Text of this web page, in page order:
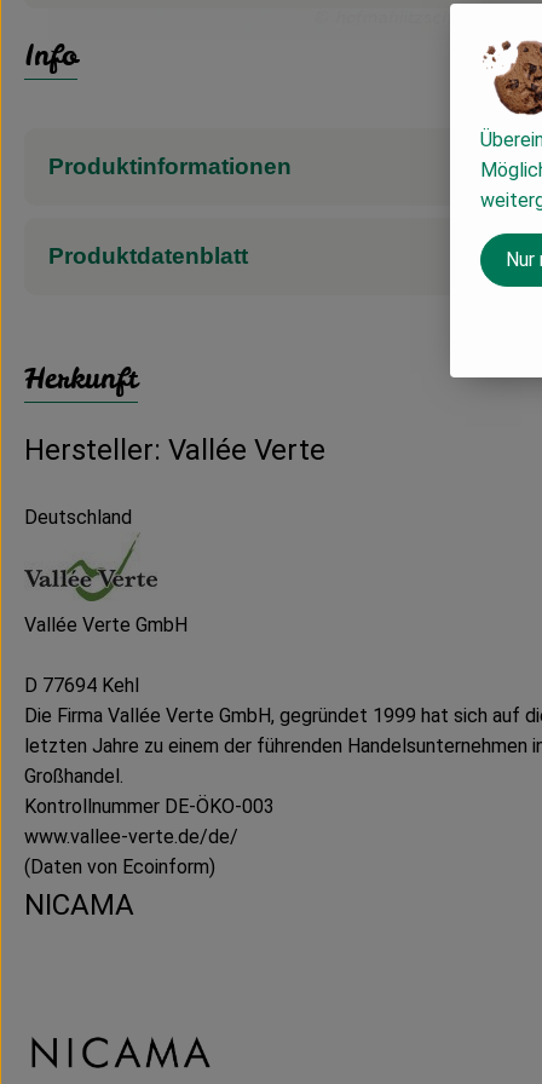
Info
Produktinformationen
Produktdatenblatt
Herkunft
Hersteller: Vallée Verte
Deutschland
Vallée Verte GmbH
D 77694 Kehl
Die Firma Vallée Verte GmbH, gegründet 1999 hat sich auf
letzten Jahre zu einem der führenden
Großhandel.
Kontrollnummer DE-ÖKO-003
www.vallee-verte.de/de/
(Daten von Ecoinform)
NICAMA
Nur